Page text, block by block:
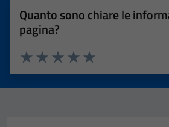
Quanto sono chiare le
pagina?
Valuta 5 stelle su 5
Valuta 4 stelle su 5
Valuta 3 stelle su 5
Valuta 2 stelle su 5
Valuta 1 stelle su 5